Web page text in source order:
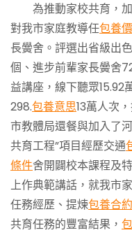
為推動家校共育，
對我市家庭教導任包養
長黌舍。評選出省級出
個、進步前輩家長黌舍
益講座，線下聽眾15.92
298.包養意思13萬人次
市教體局還餐與加入了
共育工程”項目經歷交通
條件舍開闢校本課程及
上作典範講話，就我市
任務經歷、提煉包養合約
共育任務的豐富結果，